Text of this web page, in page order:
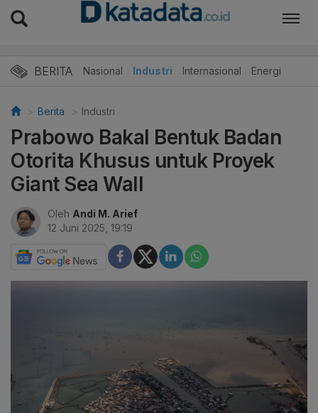
BERITA Nasional Industri Internasional Energi
Berita Industri
Prabowo Bakal Bentuk Badan
Otorita Khusus untuk Proyek
Giant Sea Wall
Oleh Andi M. Arief
12 Juni 2025, 19:19